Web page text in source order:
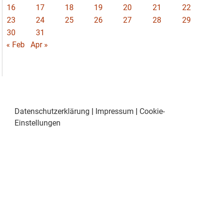
16
17 18 19 20 21
22
23
24 25 26 27 28
29
30
31
« Feb
Apr »
Datenschutzerklärung | Impressum | Cookie-
Einstellungen